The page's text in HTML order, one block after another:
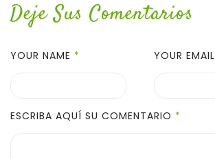
Deje Sus Comentarios
YOUR NAME * YOUR EMAIL
ESCRIBA AQUÍ SU COMENTARIO *